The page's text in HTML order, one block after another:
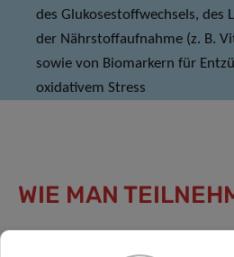
des Glukosestoffwechsels, des
der Nährstoffaufnahme (z. B.
sowie von Biomarkern für
oxidativem Stress
WIE MAN